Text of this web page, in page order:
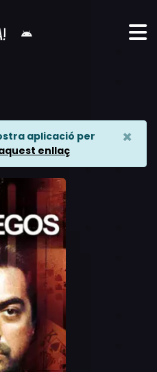
aplicació per
enllaç
×